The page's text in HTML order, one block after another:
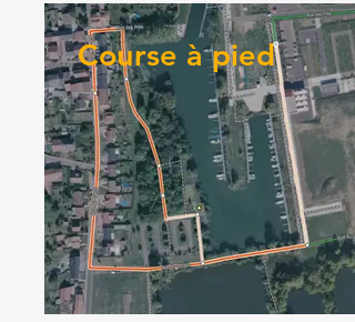
Course à pied